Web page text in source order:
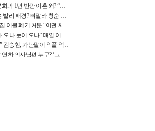
유혜리, 배우 이근희과 1년 반만 이혼 왜? “식칼 꽂고 의자 던져” 충격 폭로(특종)[어제TV]
임지연, 그림 같은 발리 배경? 뼈말라 청순 비키니 핏에 상대 안 되네
김성수, ♥박소윤 집 이불 폐기 처분 “어떤 X이랑 썼을지 몰라” 질투(신랑수업2)[어제TV]
44kg 송가인 “비가 오나 눈이 오나” 매일 이 운동, 허벅지 근육량 상승+체지방 감소
“연예인 걱정 NO” 김승현, 가난팔이 악플 억울할만‥아내+딸과 日 여행
재혼 강성연 ♥2살 연하 의사남편 누구? ‘그알’ 자문의에 훈남 비주얼 초엘리트 스펙 [종합]